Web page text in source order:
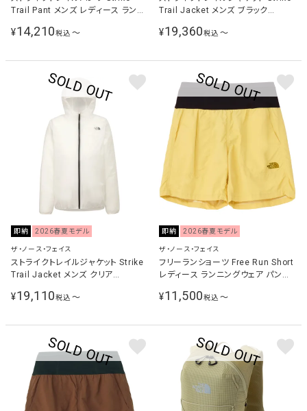
Trail Pant メンズ レディース ランニ
NP62577 K
¥14,210税込 〜
Trail Jacket メンズ ブラック
¥19,360税込 〜
即納 2026春夏モデル
ザ・ノース・フェイス
ストライクトレイルジャケット Strike
Trail Jacket メンズ クリア
¥19,110税込 〜
即納 2026春夏モデル
ザ・ノース・フェイス
フリーランショーツ Free Run Short
レディース ランニングウェア パンツ
¥11,500税込 〜